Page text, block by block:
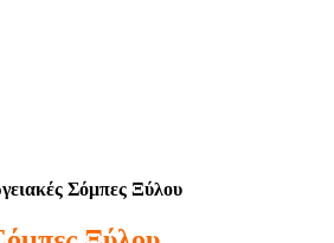
Σόμπες Ξύλου